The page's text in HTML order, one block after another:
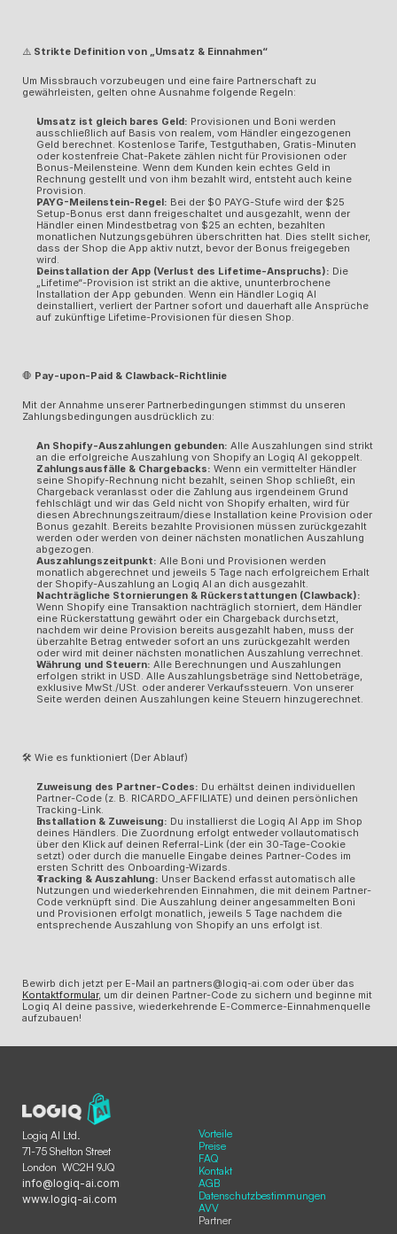
⚠️ Strikte Definition von „Umsatz & Einnahmen“
Um Missbrauch vorzubeugen und eine faire Partnerschaft zu
gewährleisten, gelten ohne Ausnahme folgende Regeln:
Umsatz ist gleich bares Geld: Provisionen und Boni werden
ausschließlich auf Basis von realem, vom Händler eingezogenen
Geld berechnet. Kostenlose Tarife, Testguthaben, Gratis-Minuten
oder kostenfreie Chat-Pakete zählen nicht für Provisionen oder
Bonus-Meilensteine. Wenn dem Kunden kein echtes Geld in
Rechnung gestellt und von ihm bezahlt wird, entsteht auch keine
Provision.
PAYG-Meilenstein-Regel: Bei der $0 PAYG-Stufe wird der $25
Setup-Bonus erst dann freigeschaltet und ausgezahlt, wenn der
Händler einen Mindestbetrag von $25 an echten, bezahlten
monatlichen Nutzungsgebühren überschritten hat. Dies stellt sicher,
dass der Shop die App aktiv nutzt, bevor der Bonus freigegeben
wird.
Deinstallation der App (Verlust des Lifetime-Anspruchs): Die
„Lifetime“-Provision ist strikt an die aktive, ununterbrochene
Installation der App gebunden. Wenn ein Händler Logiq AI
deinstalliert, verliert der Partner sofort und dauerhaft alle Ansprüche
auf zukünftige Lifetime-Provisionen für diesen Shop.
🛑 Pay-upon-Paid & Clawback-Richtlinie
Mit der Annahme unserer Partnerbedingungen stimmst du unseren
Zahlungsbedingungen ausdrücklich zu:
An Shopify-Auszahlungen gebunden: Alle Auszahlungen sind strikt
an die erfolgreiche Auszahlung von Shopify an Logiq AI gekoppelt.
Zahlungsausfälle & Chargebacks: Wenn ein vermittelter Händler
seine Shopify-Rechnung nicht bezahlt, seinen Shop schließt, ein
Chargeback veranlasst oder die Zahlung aus irgendeinem Grund
fehlschlägt und wir das Geld nicht von Shopify erhalten, wird für
diesen Abrechnungszeitraum/diese Installation keine Provision oder
Bonus gezahlt. Bereits bezahlte Provisionen müssen zurückgezahlt
werden oder werden von deiner nächsten monatlichen Auszahlung
abgezogen.
Auszahlungszeitpunkt: Alle Boni und Provisionen werden
monatlich abgerechnet und jeweils 5 Tage nach erfolgreichem Erhalt
der Shopify-Auszahlung an Logiq AI an dich ausgezahlt.
Nachträgliche Stornierungen & Rückerstattungen (Clawback):
Wenn Shopify eine Transaktion nachträglich storniert, dem Händler
eine Rückerstattung gewährt oder ein Chargeback durchsetzt,
nachdem wir deine Provision bereits ausgezahlt haben, muss der
überzahlte Betrag entweder sofort an uns zurückgezahlt werden
oder wird mit deiner nächsten monatlichen Auszahlung verrechnet.
Währung und Steuern: Alle Berechnungen und Auszahlungen
erfolgen strikt in USD. Alle Auszahlungsbeträge sind Nettobeträge,
exklusive MwSt./USt. oder anderer Verkaufssteuern. Von unserer
Seite werden deinen Auszahlungen keine Steuern hinzugerechnet.
🛠️ Wie es funktioniert (Der Ablauf)
Zuweisung des Partner-Codes: Du erhältst deinen individuellen
Partner-Code (z. B. RICARDO_AFFILIATE) und deinen persönlichen
Tracking-Link.
Installation & Zuweisung: Du installierst die Logiq AI App im Shop
deines Händlers. Die Zuordnung erfolgt entweder vollautomatisch
über den Klick auf deinen Referral-Link (der ein 30-Tage-Cookie
setzt) oder durch die manuelle Eingabe deines Partner-Codes im
ersten Schritt des Onboarding-Wizards.
Tracking & Auszahlung: Unser Backend erfasst automatisch alle
Nutzungen und wiederkehrenden Einnahmen, die mit deinem Partner-
Code verknüpft sind. Die Auszahlung deiner angesammelten Boni
und Provisionen erfolgt monatlich, jeweils 5 Tage nachdem die
entsprechende Auszahlung von Shopify an uns erfolgt ist.
Bewirb dich jetzt per E-Mail an partners@logiq-ai.com
Kontaktformular, um dir deinen Partner-Code zu sichern und beginne mit
Logiq AI deine passive, wiederkehrende E-Commerce-Einnahmenquelle
aufzubauen!
Logiq AI Ltd.
71-75 Shelton Street
London  WC2H 9JQ
info@logiq-ai.com
www.logiq-ai.com
Vorteile
Preise
FAQ
Kontakt
AGB
Datenschutzbestimmungen
AVV
Partner